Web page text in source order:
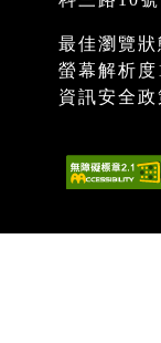
最佳瀏覽
螢幕解析
資訊安全政